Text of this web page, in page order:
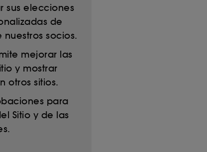
sus elecciones
de
socios.
mejorar las
y mostrar
otros sitios.
para
Sitio y de las